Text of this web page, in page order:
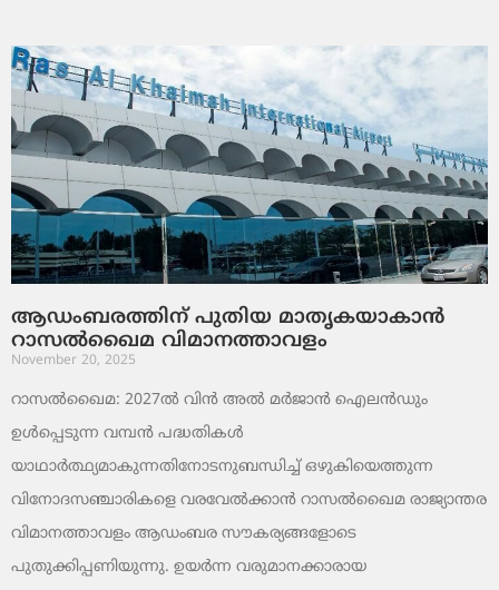
ആഡംബരത്തിന് പുതിയ മാതൃകയാകാൻ
റാസൽഖൈമ വിമാനത്താവളം
November 20, 2025
റാസൽഖൈമ: 2027ൽ വിൻ അൽ മർജാൻ ഐലൻഡും
ഉൾപ്പെടുന്ന വമ്പൻ പദ്ധതികൾ
യാഥാർത്ഥ്യമാകുന്നതിനോടനുബന്ധിച്ച് ഒഴുകിയെത്തുന്ന
വിനോദസഞ്ചാരികളെ വരവേൽക്കാൻ റാസൽഖൈമ രാജ്യാന്തര
വിമാനത്താവളം ആഡംബര സൗകര്യങ്ങളോടെ
പുതുക്കിപ്പണിയുന്നു. ഉയർന്ന വരുമാനക്കാരായ